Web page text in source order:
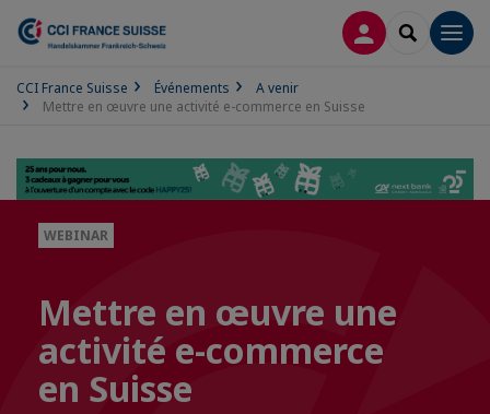
CONNEXION
CCI France Suisse Événements
A venir
Mettre en œuvre une activité e-commerce en Suisse
WEBINAR
Mettre en œuvre une
activité e-commerce
en Suisse